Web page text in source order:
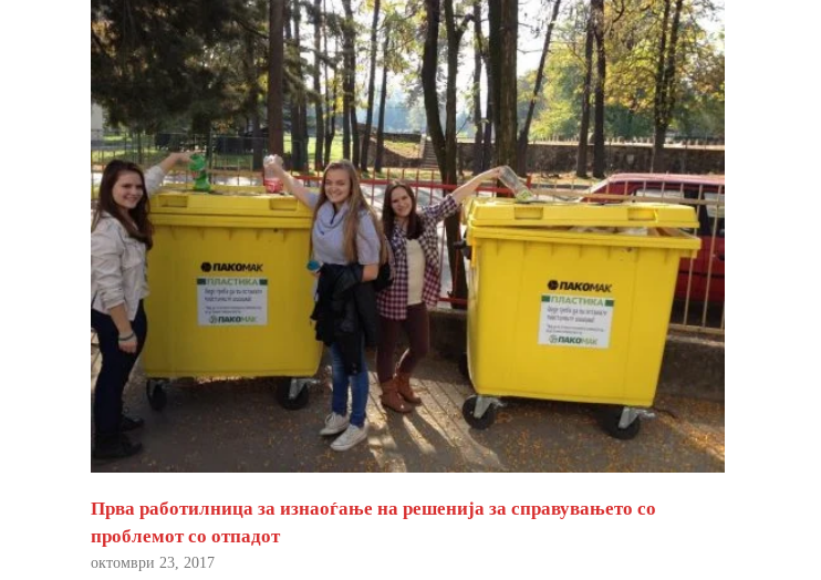
Прва работилница за изнаоѓање на решенија за справувањето со
проблемот со отпадот
октомври 23, 2017